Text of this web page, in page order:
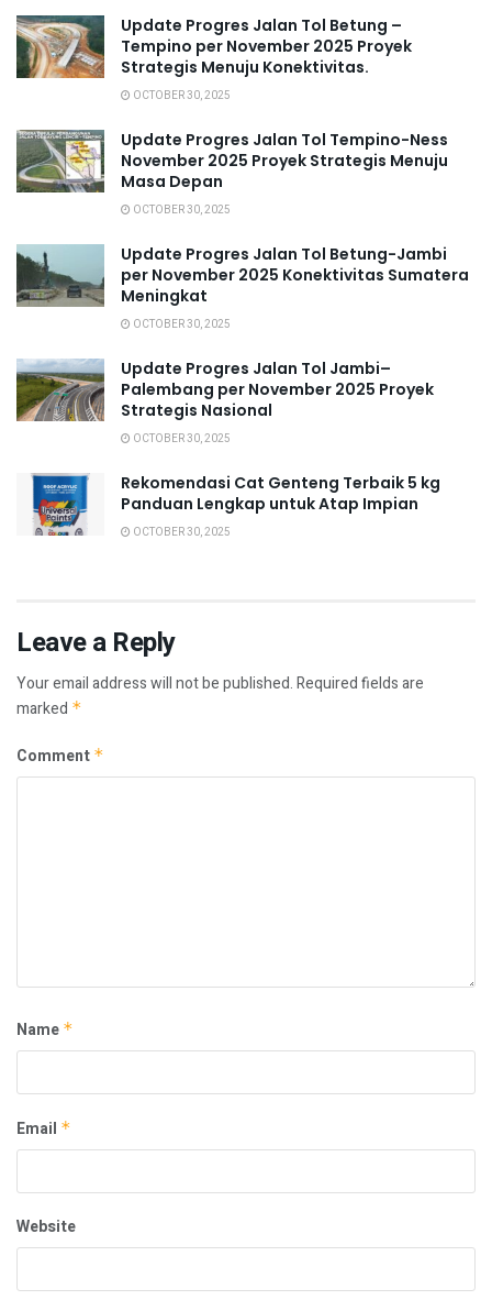
Update Progres Jalan Tol Betung –
Tempino per November 2025 Proyek
Strategis Menuju Konektivitas.
OCTOBER 30, 2025
Update Progres Jalan Tol Tempino-Ness
November 2025 Proyek Strategis Menuju
Masa Depan
OCTOBER 30, 2025
Update Progres Jalan Tol Betung-Jambi
per November 2025 Konektivitas Sumatera
Meningkat
OCTOBER 30, 2025
Update Progres Jalan Tol Jambi–
Palembang per November 2025 Proyek
Strategis Nasional
OCTOBER 30, 2025
Rekomendasi Cat Genteng Terbaik 5 kg
Panduan Lengkap untuk Atap Impian
OCTOBER 30, 2025
Leave a Reply
Your email address will not be published.Required fields are
marked *
Comment *
Name *
Email *
Website